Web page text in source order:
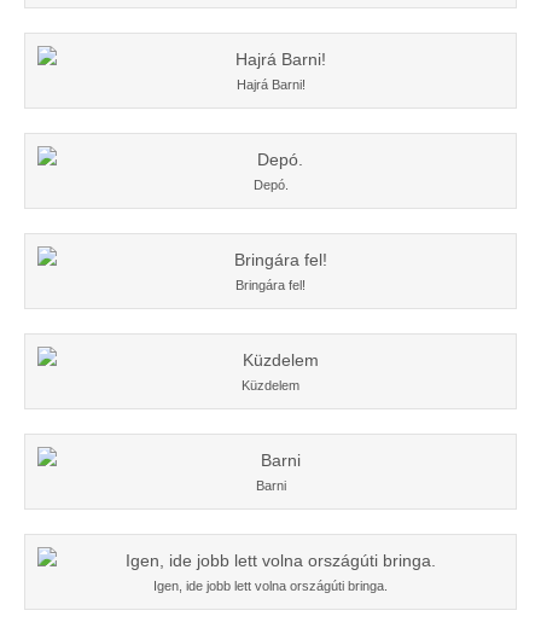
Hajrá Barni!
Depó.
Bringára fel!
Küzdelem
Barni
Igen, ide jobb lett volna országúti bringa.